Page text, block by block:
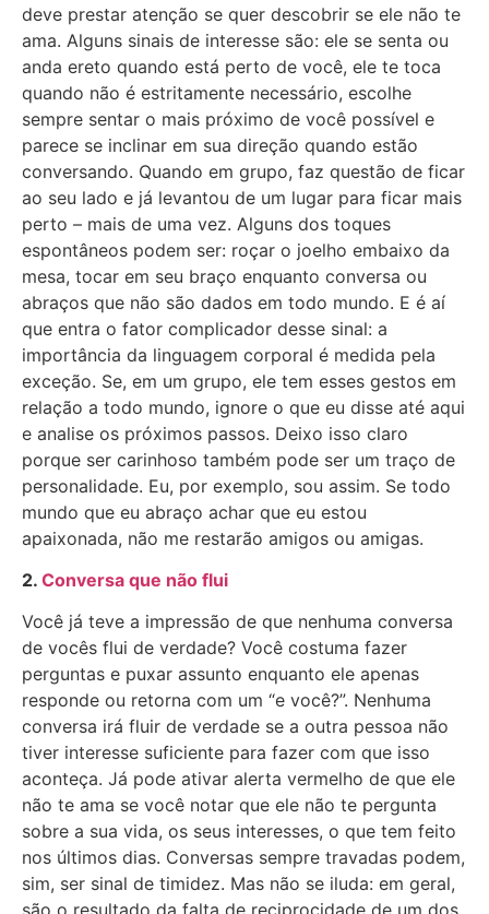
deve prestar atenção se quer descobrir se ele não te
ama. Alguns sinais de interesse são: ele se senta ou
anda ereto quando está perto de você, ele te toca
quando não é estritamente necessário, escolhe
sempre sentar o mais próximo de você possível e
parece se inclinar em sua direção quando estão
conversando. Quando em grupo, faz questão de ficar
ao seu lado e já levantou de um lugar para ficar mais
perto – mais de uma vez. Alguns dos toques
espontâneos podem ser: roçar o joelho embaixo da
mesa, tocar em seu braço enquanto conversa ou
abraços que não são dados em todo mundo. E é aí
que entra o fator complicador desse sinal: a
importância da linguagem corporal é medida pela
exceção. Se, em um grupo, ele tem esses gestos em
relação a todo mundo, ignore o que eu disse até aqui
e analise os próximos passos. Deixo isso claro
porque ser carinhoso também pode ser um traço de
personalidade. Eu, por exemplo, sou assim. Se todo
mundo que eu abraço achar que eu estou
apaixonada, não me restarão amigos ou amigas.
2. Conversa que não flui
Você já teve a impressão de que nenhuma conversa
de vocês flui de verdade? Você costuma fazer
perguntas e puxar assunto enquanto ele apenas
responde ou retorna com um “e você?”. Nenhuma
conversa irá fluir de verdade se a outra pessoa não
tiver interesse suficiente para fazer com que isso
aconteça. Já pode ativar alerta vermelho de que ele
não te ama se você notar que ele não te pergunta
sobre a sua vida, os seus interesses, o que tem feito
nos últimos dias. Conversas sempre travadas podem,
sim, ser sinal de timidez. Mas não se iluda: em geral,